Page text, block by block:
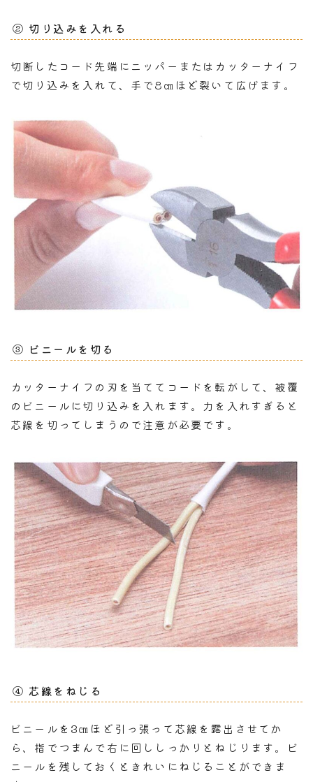
② 切り込みを入れる
切断したコード先端にニッパーまたはカッターナイフ
で切り込みを入れて、手で8㎝ほど裂いて広げます。
③ ビニールを切る
カッターナイフの刃を当ててコードを転がして、被覆
のビニールに切り込みを入れます。力を入れすぎると
芯線を切ってしまうので注意が必要です。
④ 芯線をねじる
ビニールを3㎝ほど引っ張って芯線を露出させてか
ら、指でつまんで右に回ししっかりとねじります。ビ
ニールを残しておくときれいにねじることができま